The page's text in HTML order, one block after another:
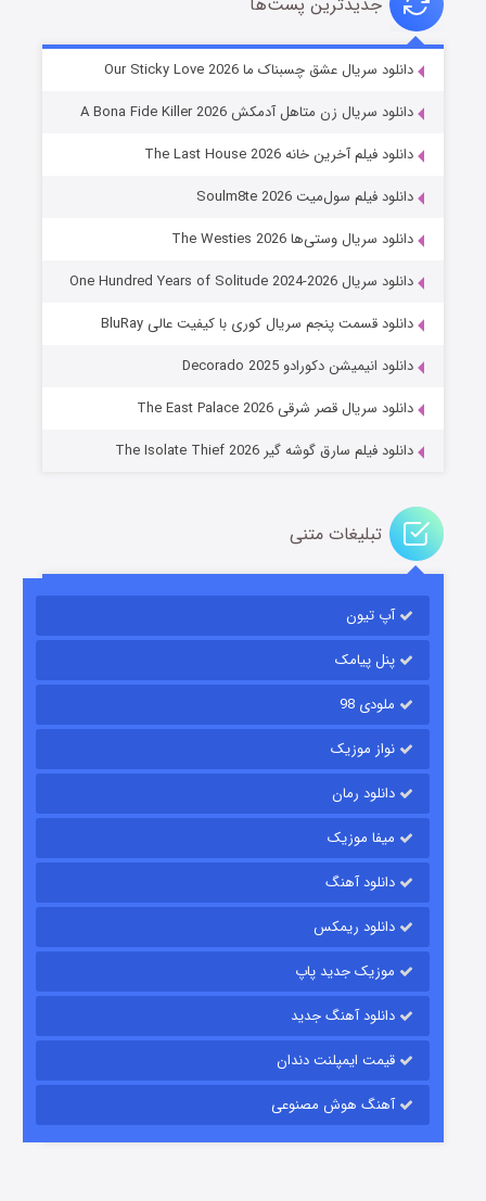
شوهر
عملیات آپارتمان
قسمت۲ (زیرنویس) منتشر شد
قسمت
دانلود سریال عشق چسبناک ما Our Sticky Love 2026
دانلود سریال زن متاهل آدمکش A Bona Fide Killer 2026
دانلود فیلم آخرین خانه The Last House 2026
دانلود فیلم سول‌میت Soulm8te 2026
دانلود سریال وستی‌ها The Westies 2026
دانلود سریال One Hundred Years of Solitude 2024-2026
دانلود قسمت پنجم سریال کوری با کیفیت عالی BluRay
دانلود انیمیشن دکورادو Decorado 2025
دانلود سریال قصر شرقی The East Palace 2026
دانلود فیلم سارق گوشه گیر The Isolate Thief 2026
تبلیغات متنی
آپ تیون
پنل پیامک
ملودی 98
نواز موزیک
دانلود رمان
میفا موزیک
دانلود آهنگ
دانلود ریمکس
موزیک جدید پاپ
دانلود آهنگ جدید
قیمت ایمپلنت دندان
آهنگ هوش مصنوعی